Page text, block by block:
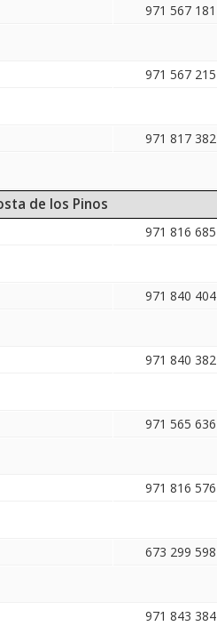
971 567 181
971 567 215
971 817 382
de los Pinos
971 816 685
971 840 404
971 840 382
971 565 636
971 816 576
673 299 598
971 843 384